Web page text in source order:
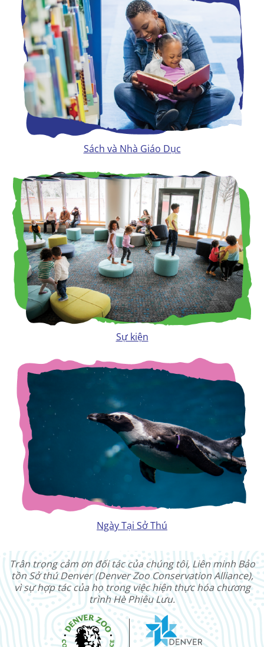
Sách và Nhà Giáo Dục
Sự kiện
Ngày Tại Sở Thú
Trân trọng cảm ơn đối tác của chúng tôi, Liên minh Bảo
tồn Sở thú Denver (Denver Zoo Conservation Alliance),
vì sự hợp tác của họ trong việc hiện thực hóa chương
trình Hè Phiêu Lưu.